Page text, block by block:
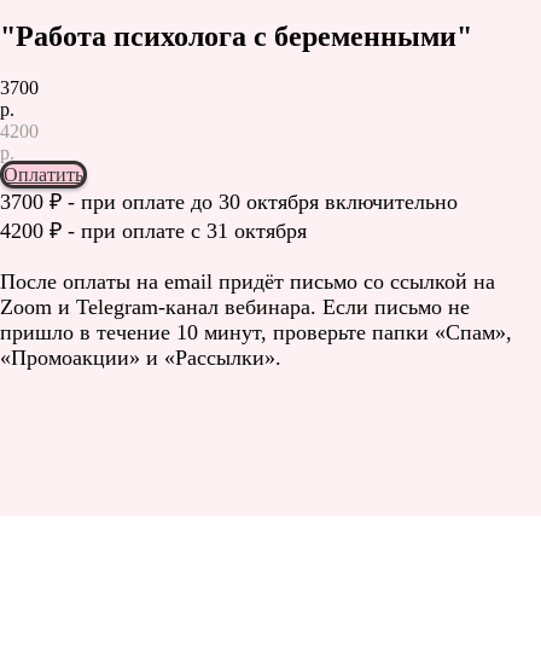
"Работа психолога с беременными"
3700
р.
4200
р.
Оплатить
3700 ₽ - при оплате до 30 октября включительно
4200 ₽ - при оплате с 31 октября
После оплаты на email придёт письмо со ссылкой на
Zoom и Telegram-канал вебинара. Если письмо не
пришло в течение 10 минут, проверьте папки «Спам»,
«Промоакции» и «Рассылки».